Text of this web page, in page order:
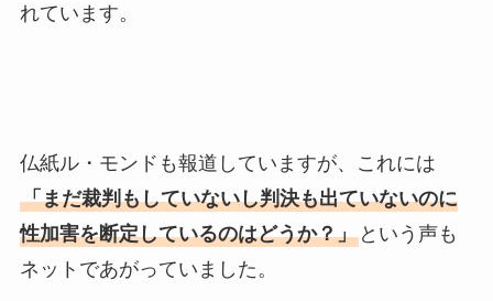
れています。
仏紙ル・モンドも報道していますが、これには
「まだ裁判もしていないし判決も出ていないのに
性加害を断定しているのはどうか？」という声も
ネットであがっていました。